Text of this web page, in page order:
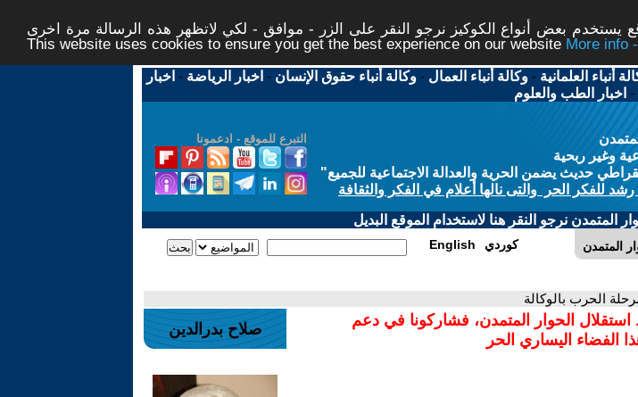
يستخدم بعض أنواع الكوكيز نرجو النقر على الزر - موافق - لكي لاتظهر هذه الرسالة مرة اخرى -
This website uses cookies to ensure you get the best experience on our website
أنباء العلمانية -وكالة أنباء العمال -وكالة أنباء حقوق الإنسان - اخبار الرياضة - اخبار
- اخبار الطب والعلوم
التبرع للموقع - ادعمونا
وغير ربحية
حديث يضمن الحرية والعدالة الاجتماعية للجميع"
للفكر الحر والتى نالها أعلام في الفكر والثقافة
المتمدن نرجو النقر هنا لاستخدام الموقع البديل
المتمدن English كوردي
الحرب بالوكالة
استقلال الحوار المتمدن، فشاركونا في دعم
الفضاء اليساري الحر
صلاح بدرالدين